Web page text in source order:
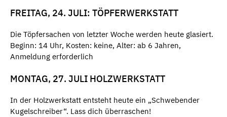
FREITAG, 24. JULI: TÖPFERWERKSTATT
Die Töpfersachen von letzter Woche werden heute glasiert.
Beginn: 14 Uhr, Kosten: keine, Alter: ab 6 Jahren,
Anmeldung erforderlich
MONTAG, 27. JULI HOLZWERKSTATT
In der Holzwerkstatt entsteht heute ein „Schwebender
Kugelschreiber“. Lass dich überraschen!